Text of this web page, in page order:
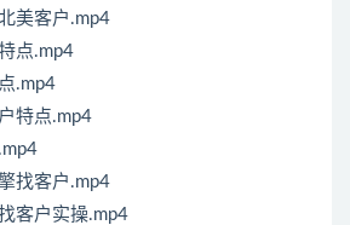
美客户.mp4
点.mp4
.mp4
特点.mp4
找客户.mp4
客户实操.mp4